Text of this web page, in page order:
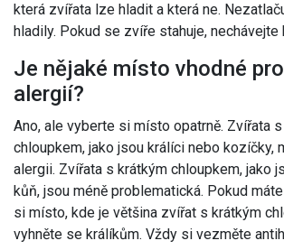
která zvířata lze hladit a která ne.
hladily. Pokud se zvíře stahuje, nechávejte
Je nějaké místo vhodné
alergií?
Ano, ale vyberte si místo opatrně. Zvířata
chloupkem, jako jsou králíci nebo kozíčky,
alergii. Zvířata s krátkým chloupkem, jako
kůň, jsou méně problematická. Pokud
si místo, kde je většina zvířat s krátkým
vyhněte se králíkům. Vždy si vezměte